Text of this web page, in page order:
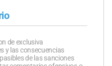
de exclusiva
y las consecuencias
de las sanciones